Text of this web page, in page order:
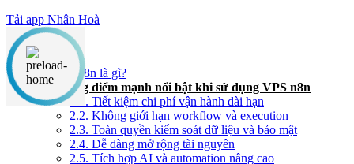
Tải app Nhân Hoà
Nội dung chính
1. VPS n8n là gì?
2. Những điểm mạnh nổi bật khi sử dụng VPS n8n
2.1. Tiết kiệm chi phí vận hành dài hạn
2.2. Không giới hạn workflow và execution
2.3. Toàn quyền kiểm soát dữ liệu và bảo mật
2.4. Dễ dàng mở rộng tài nguyên
2.5. Tích hợp AI và automation nâng cao